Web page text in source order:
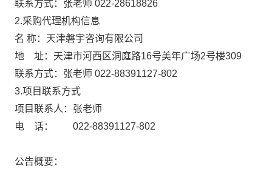
联系方式：张老师 022-28618826
2.采购代理机构信息
名 称：天津磐宇咨询有限公司
地 址：天津市河西区洞庭路16号美年
联系方式：张老师 022-88391127-
3.项目联系方式
项目联系人：张老师
电 话： 022-88391127-802
公告概要：